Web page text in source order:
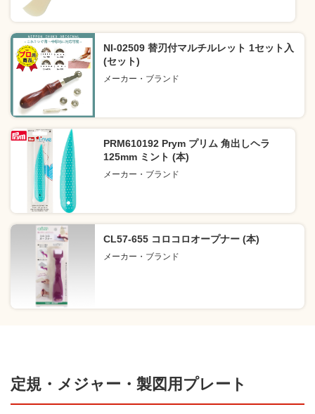
NI-02509 替刃付マルチルレット 1セット入
(セット)
メーカー・ブランド
PRM610192 Prym プリム 角出しヘラ
125mm ミント (本)
メーカー・ブランド
CL57-655 コロコロオープナー (本)
メーカー・ブランド
定規・メジャー・製図用プレート